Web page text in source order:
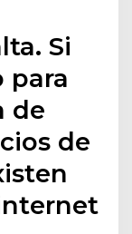
Si
para
de
de